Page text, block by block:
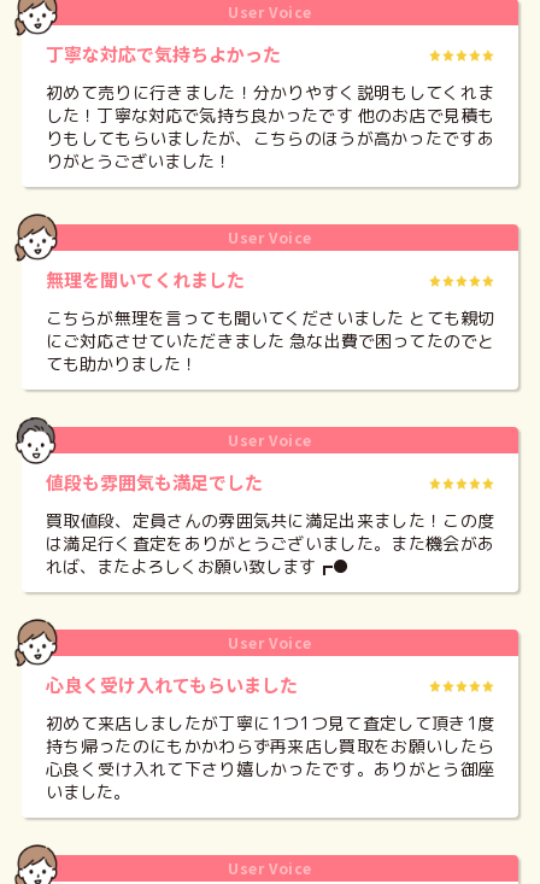
User Voice
丁寧な対応で気持ちよかった
初めて売りに行きました！分かりやすく説明もしてくれま
した！丁寧な対応で気持ち良かったです 他のお店で見積も
りもしてもらいましたが、こちらのほうが高かったですあ
りがとうございました！
User Voice
無理を聞いてくれました
こちらが無理を言っても聞いてくださいました とても親切
にご対応させていただきました 急な出費で困ってたのでと
ても助かりました！
User Voice
値段も雰囲気も満足でした
買取値段、定員さんの雰囲気共に満足出来ました！この度
は満足行く査定をありがとうございました。また機会があ
れば、またよろしくお願い致します┏●
User Voice
心良く受け入れてもらいました
初めて来店しましたが丁寧に1つ1つ見て査定して頂き1度
持ち帰ったのにもかかわらず再来店し買取をお願いしたら
心良く受け入れて下さり嬉しかったです。ありがとう御座
いました。
User Voice